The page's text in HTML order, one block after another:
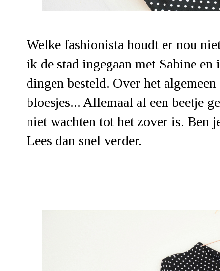
Welke fashionista houdt er nou
ik de stad ingegaan met Sabine
dingen besteld. Over het
bloesjes... Allemaal al een beetje
niet wachten tot het zover is. Ben
Lees dan snel verder.